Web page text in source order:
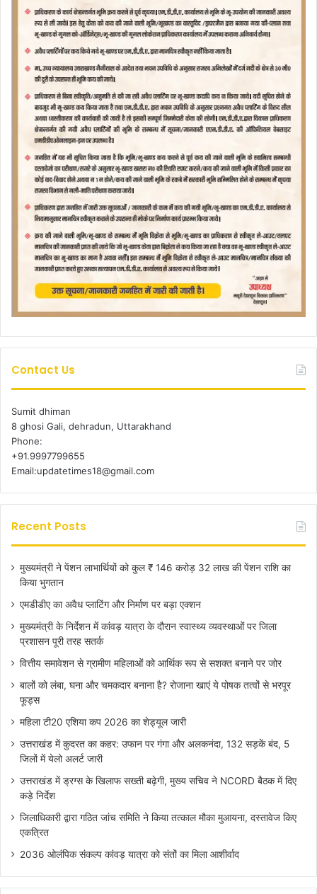
Contact Us
Sumit dhiman
8 ghosi Gali, dehradun, Uttarakhand
Phone:
+91.9997799655
Email:updatetimes18@gmail.com
Recent Posts
मुख्यमंत्री ने पेंशन लाभार्थियों को कुल ₹ 146 करोड़ 32 लाख की पेंशन राशि का
किया भुगतान
एमडीडीए का अवैध प्लाटिंग और निर्माण पर बड़ा एक्शन
मुख्यमंत्री के निर्देशन में कांवड़ यात्रा के दौरान स्वास्थ्य व्यवस्थाओं पर जिला
प्रशासन पूरी तरह सतर्क
वित्तीय समावेशन से ग्रामीण महिलाओं को आर्थिक रूप से सशक्त बनाने पर जोर
बालों को लंबा, घना और चमकदार बनाना है? रोजाना खाएं ये पोषक तत्वों से भरपूर
फूड्स
महिला टी20 एशिया कप 2026 का शेड्यूल जारी
उत्तराखंड में कुदरत का कहर: उफान पर गंगा और अलकनंदा, 132 सड़कें बंद, 5
जिलों में येलो अलर्ट जारी
उत्तराखंड में ड्रग्स के खिलाफ सख्ती बढ़ेगी, मुख्य सचिव ने NCORD बैठक में दिए
कड़े निर्देश
जिलाधिकारी द्वारा गठित जांच समिति ने किया तत्काल मौका मुआयना, दस्तावेज किए
एकत्रित
2036 ओलंपिक संकल्प कांवड़ यात्रा को संतों का मिला आशीर्वाद